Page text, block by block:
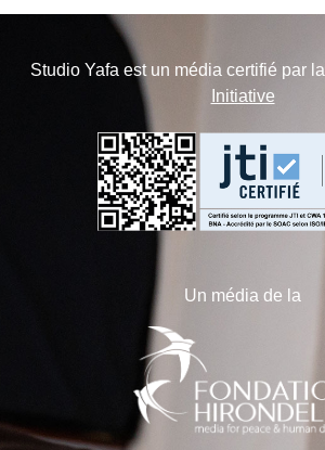
Studio Yafa est un média certifié par la
Initiative
Un média de la